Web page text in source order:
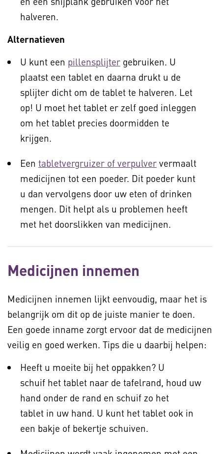
halveren.
Alternatieven
U kunt een pillensplijter gebruiken. U
plaatst een tablet en daarna drukt u de
splijter dicht om de tablet te halveren. Let
op! U moet het tablet er zelf goed inleggen
om het tablet precies doormidden te
krijgen.
Een tabletvergruizer of verpulver vermaalt
medicijnen tot een poeder. Dit poeder kunt
u dan vervolgens door uw eten of drinken
mengen. Dit helpt als u problemen heeft
met het doorslikken van medicijnen.
Medicijnen innemen
Medicijnen innemen lijkt eenvoudig, maar het is
belangrijk om dit op de juiste manier te doen.
Een goede inname zorgt ervoor dat de medicijnen
veilig en goed werken. Tips die u daarbij helpen:
Heeft u moeite bij het oppakken? U
schuif het tablet naar de tafelrand, houd uw
hand onder de rand en schuif zo het
tablet in uw hand. U kunt het tablet ook in
een bakje of bekertje schuiven.